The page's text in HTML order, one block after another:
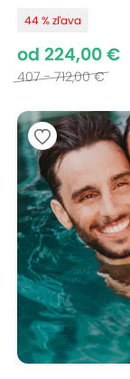
44 % zľava
od 224,00 €
407 - 712,00 €